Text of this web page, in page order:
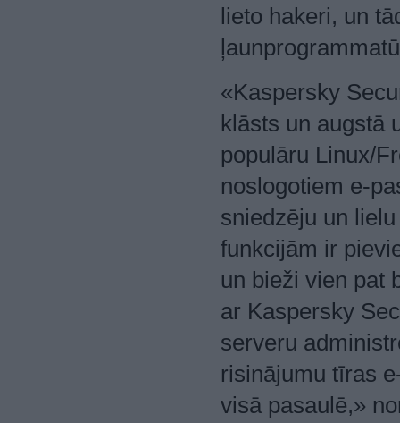
lieto hakeri, un
«Kaspersky
klāsts un augstā
populāru Linux/
noslogotiem e-
sniedzēju un
funkcijām ir
un bieži vien pat
ar Kaspersky
serveru
risinājumu tīras
visā pasaulē,»